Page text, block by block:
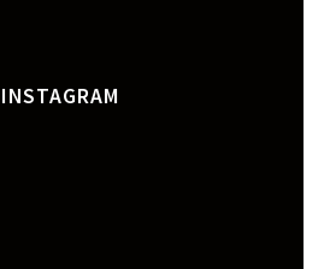
INSTAGRAM